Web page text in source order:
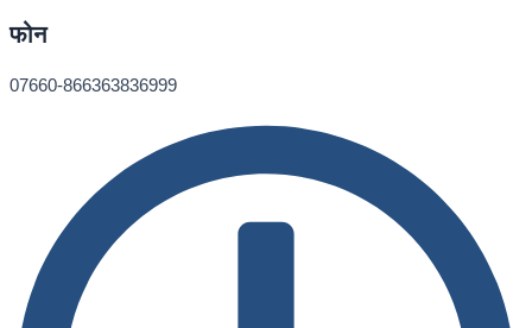
फोन
07660-866363836999